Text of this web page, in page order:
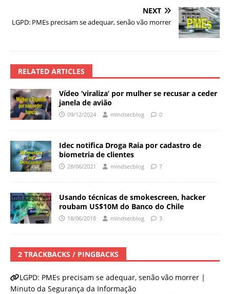
NEXT
LGPD: PMEs precisam se adequar, senão vão morrer
RELATED ARTICLES
Vídeo ‘viraliza’ por mulher se recusar a ceder
janela de avião
09/12/2024 mindsecblog 0
Idec notifica Droga Raia por cadastro de
biometria de clientes
28/06/2021 mindsecblog 7
Usando técnicas de smokescreen, hacker
roubam US$10M do Banco do Chile
18/06/2018 mindsecblog 3
2 TRACKBACKS / PINGBACKS
LGPD: PMEs precisam se adequar, senão vão morrer |
Minuto da Segurança da Informação